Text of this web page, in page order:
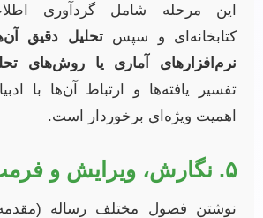
این مرحله شامل گردآوری
کتابخانه‌ای و سپستحلیل دقیق
نرم‌افزارهای آماری یا روش‌های
تفسیر یافته‌ها و ارتباط آن‌ها با
اهمیت ویژه‌ای برخوردار است.
۵. نگارش، ویرایش و فرمت‌بندی
نوشتن فصول مختلف رساله